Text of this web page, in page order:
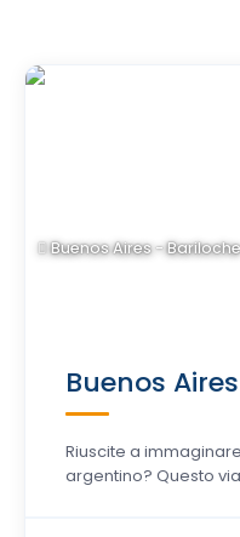
Buenos Aires -
Buenos
Riuscite a
argentino? Questo